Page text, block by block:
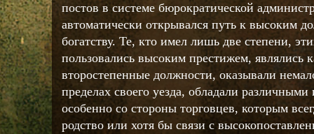
постов в системе бюрократической
автоматически открывался путь к высоким
богатству. Те, кто имел лишь две степени,
пользовались высоким престижем, являлись
второстепенные должности, оказывали
пределах своего уезда, обладали
особенно со стороны торговцев, которым
родство или хотя бы связи с